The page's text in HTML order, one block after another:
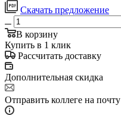
Скачать предложение
В корзину
Купить в 1 клик
Рассчитать доставку
Дополнительная скидка
Отправить коллеге на почту